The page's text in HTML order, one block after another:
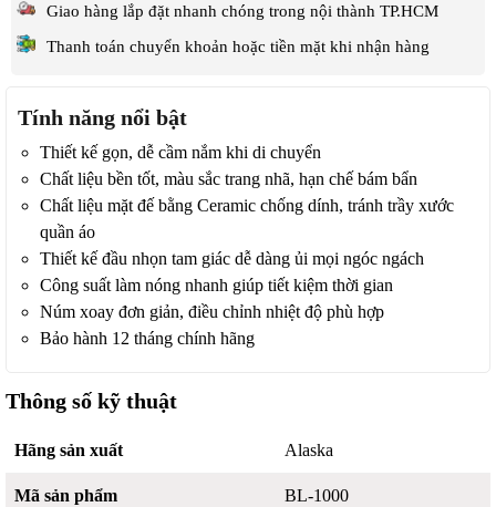
Giao hàng lắp đặt nhanh chóng trong nội thành TP.HCM
Thanh toán chuyển khoản hoặc tiền mặt khi nhận hàng
Tính năng nổi bật
Thiết kế gọn, dễ cầm nắm khi di chuyển
Chất liệu bền tốt, màu sắc trang nhã, hạn chế bám bẩn
Chất liệu mặt đế bằng Ceramic chống dính, tránh trầy xước
quần áo
Thiết kế đầu nhọn tam giác dễ dàng ủi mọi ngóc ngách
Công suất làm nóng nhanh giúp tiết kiệm thời gian
Núm xoay đơn giản, điều chỉnh nhiệt độ phù hợp
Bảo hành 12 tháng chính hãng
Thông số kỹ thuật
Hãng sản xuất Alaska
Mã sản phẩm BL-1000